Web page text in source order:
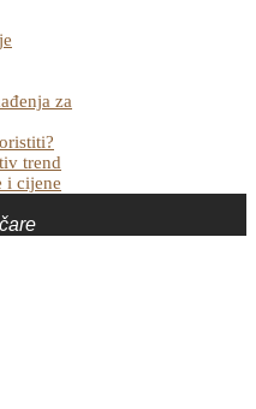
za
trend
i cijene